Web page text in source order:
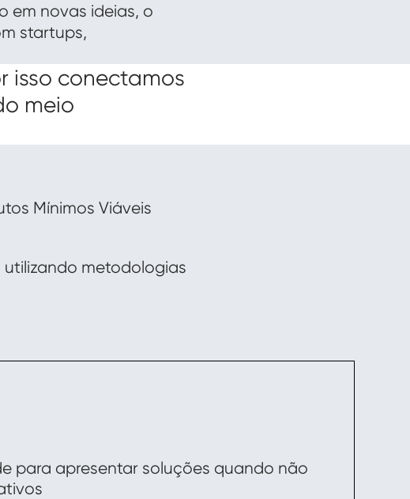
em novas ideias, o
startups,
isso conectamos
meio
Mínimos Viáveis
metodologias
para apresentar soluções quando não